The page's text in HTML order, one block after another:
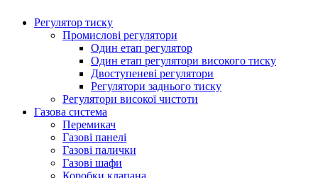
Регулятор тиску
Промислові регулятори
Один етап регулятор
Один етап регулятори високого тиску
Двоступеневі регулятори
Регулятори заднього тиску
Регулятори високої чистоти
Газова система
Перемикач
Газові панелі
Газові палички
Газові шафи
Коробки клапана